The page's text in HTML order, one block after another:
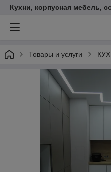
Кухни, корпусная мебель,
Товары и услуги